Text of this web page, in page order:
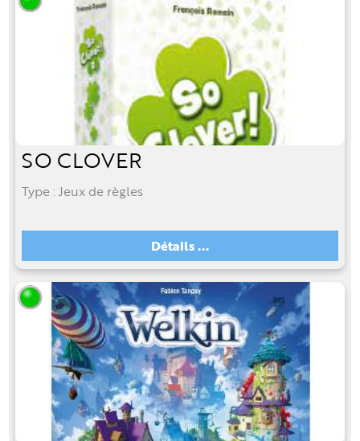
SO CLOVER
Type : Jeux de règles
Détails ...